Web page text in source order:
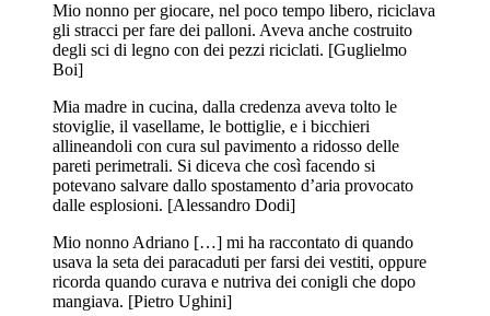
Mio nonno per giocare, nel poco tempo libero, riciclava
gli stracci per fare dei palloni. Aveva anche costruito
degli sci di legno con dei pezzi riciclati. [Guglielmo
Boi]
Mia madre in cucina, dalla credenza aveva tolto le
stoviglie, il vasellame, le bottiglie, e i bicchieri
allineandoli con cura sul pavimento a ridosso delle
pareti perimetrali. Si diceva che così facendo si
potevano salvare dallo spostamento d’aria provocato
dalle esplosioni. [Alessandro Dodi]
Mio nonno Adriano […] mi ha raccontato di quando
usava la seta dei paracaduti per farsi dei vestiti, oppure
ricorda quando curava e nutriva dei conigli che dopo
mangiava. [Pietro Ughini]